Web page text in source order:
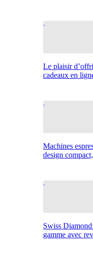
Le plaisir
cadeaux en
Machines
design
Swiss
gamme avec